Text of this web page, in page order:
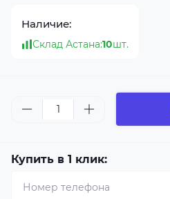
Наличие:
Склад Астана:10шт.
Купить в 1 клик: